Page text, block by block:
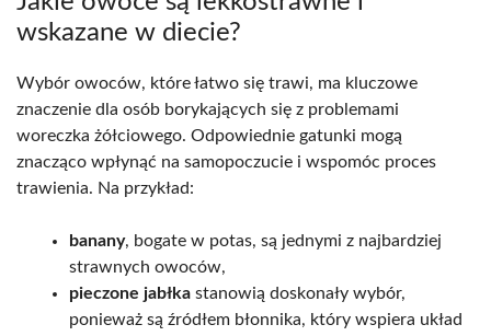
wskazane w diecie?
Wybór owoców, które łatwo się trawi, ma kluczowe
znaczenie dla osób borykających się z problemami
woreczka żółciowego. Odpowiednie gatunki mogą
znacząco wpłynąć na samopoczucie i wspomóc proces
trawienia. Na przykład:
banany, bogate w potas, są jednymi z najbardziej
strawnych owoców,
pieczone jabłka stanowią doskonały wybór,
ponieważ są źródłem błonnika, który wspiera układ